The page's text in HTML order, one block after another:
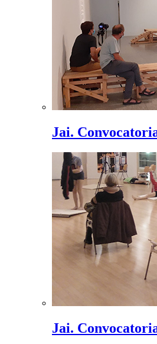
Jai.
Jai.